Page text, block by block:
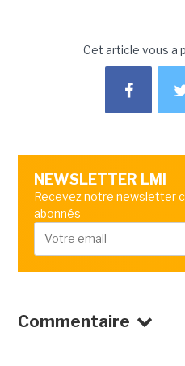
Cet article vous a
NEWSLETTER LMI
Recevez notre newsletter
abonnés
Commentaire